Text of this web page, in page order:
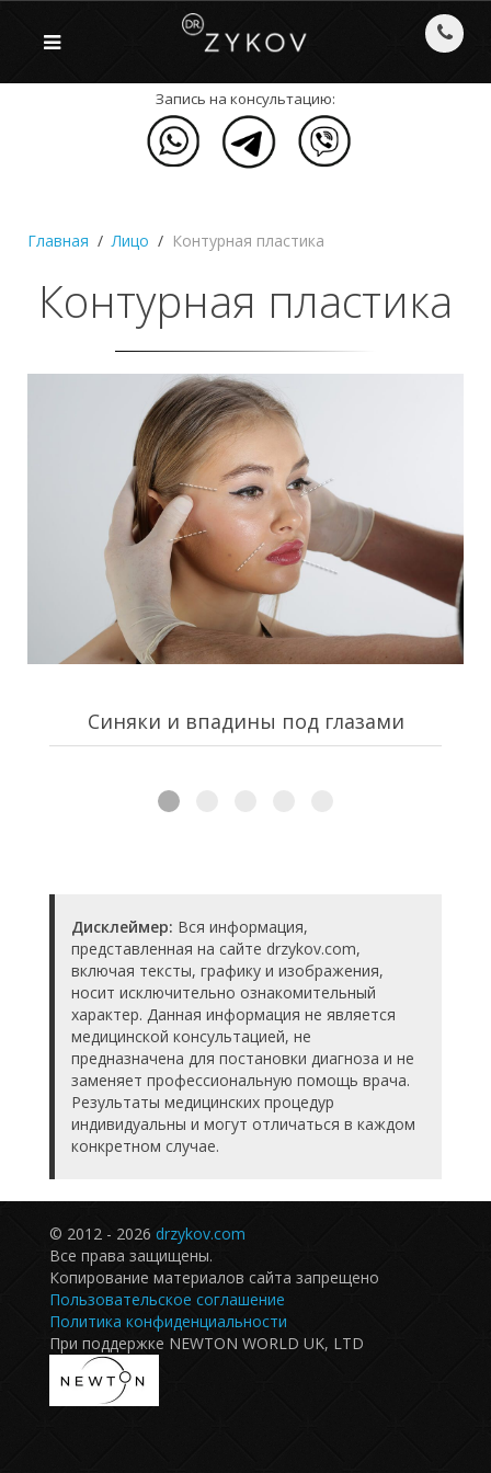
Запись на консультацию:
Главная Лицо Контурная пластика
Контурная пластика
Синяки и впадины под глазами
Дисклеймер: Вся информация,
представленная на сайте drzykov.com,
включая тексты, графику и изображения,
носит исключительно ознакомительный
характер. Данная информация не является
медицинской консультацией, не
предназначена для постановки диагноза и не
заменяет профессиональную помощь врача.
Результаты медицинских процедур
индивидуальны и могут отличаться в каждом
конкретном случае.
© 2012 - 2026 drzykov.com
Все права защищены.
Копирование материалов сайта запрещено
Пользовательское соглашение
Политика конфиденциальности
При поддержке NEWTON WORLD UK, LTD